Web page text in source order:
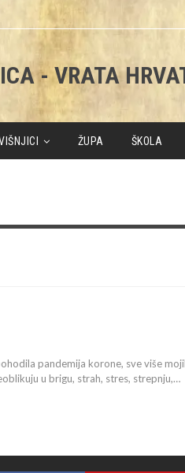
- VRATA
ŽUPA ŠKOLA
pandemija korone, sve više
u brigu, strah, stres, strepnju,…